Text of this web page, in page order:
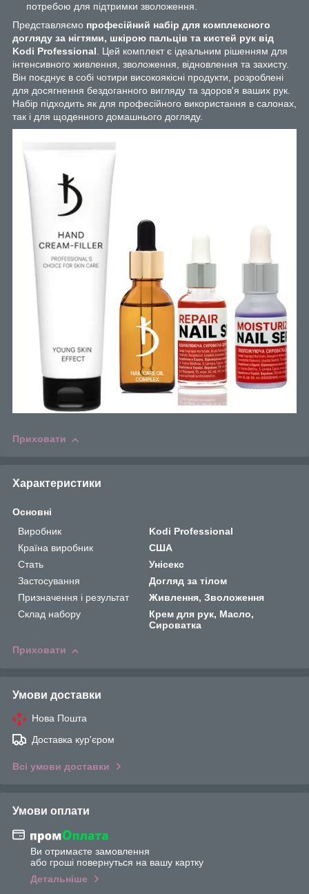
потребою для підтримки зволоження.
Представляємо професійний набір для комплексного
догляду за нігтями, шкірою пальців та кистей рук від
Kodi Professional. Цей комплект є ідеальним рішенням для
інтенсивного живлення, зволоження, відновлення та захисту.
Він поєднує в собі чотири високоякісні продукти, розроблені
для досягнення бездоганного вигляду та здоров'я ваших рук.
Набір підходить як для професійного використання в салонах,
так і для щоденного домашнього догляду.
Приховати
Характеристики
Основні
Виробник
Kodi Professional
Країна виробник
США
Стать
Унісекс
Застосування
Догляд за тілом
Призначення і результат
Живлення, Зволоження
Склад набору
Крем для рук, Масло,
Сироватка
Приховати
Умови доставки
Нова Пошта
Доставка кур'єром
Всі умови доставки
Умови оплати
Ви отримаєте замовлення
або гроші повернуться на вашу картку
Детальніше